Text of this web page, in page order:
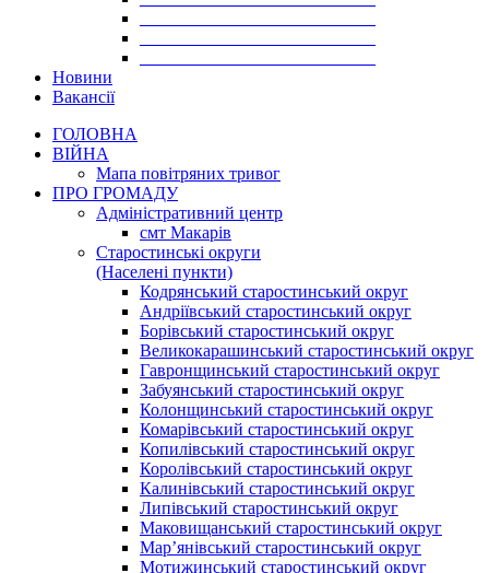
Новини
Вакансії
ГОЛОВНА
ВІЙНА
Мапа повітряних тривог
ПРО ГРОМАДУ
Aдміністративний центр
смт Макарів
Старостинські округи
(Населені пункти)
Кодрянський старостинський округ
Андріївський старостинський округ
Борівський старостинський округ
Великокарашинський старостинський округ
Гавронщинський старостинський округ
Забуянський старостинський округ
Колонщинський старостинський округ
Комарівський старостинський округ
Копилівський старостинський округ
Королівський старостинський округ
Калинівський старостинський округ
Липівський старостинський округ
Маковищанський старостинський округ
Мар’янівський старостинський округ
Мотижинський старостинський округ